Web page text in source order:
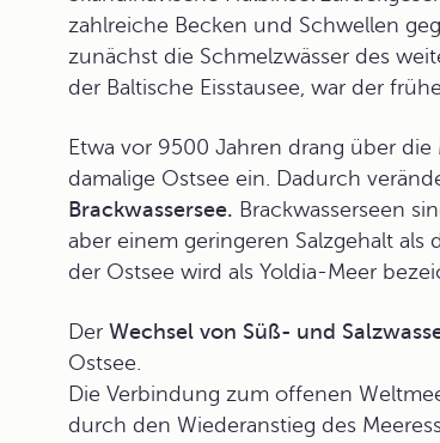
zahlreiche Becken und Schwellen
zunächst die Schmelzwässer des
der Baltische Eisstausee, war der
Etwa vor 9500 Jahren drang über
damalige Ostsee ein. Dadurch
Brackwassersee. Brackwasserseen
aber einem geringeren Salzgehalt als
der Ostsee wird als Yoldia-Meer
Der Wechsel von Süß- und
Ostsee.
Die Verbindung zum offenen
durch den Wiederanstieg des